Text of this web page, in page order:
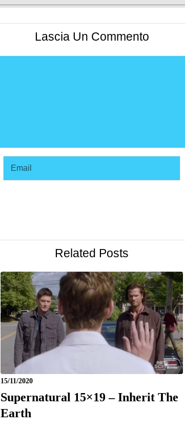
Lascia Un Commento
Related Posts
15/11/2020
Supernatural 15×19 – Inherit The
Earth